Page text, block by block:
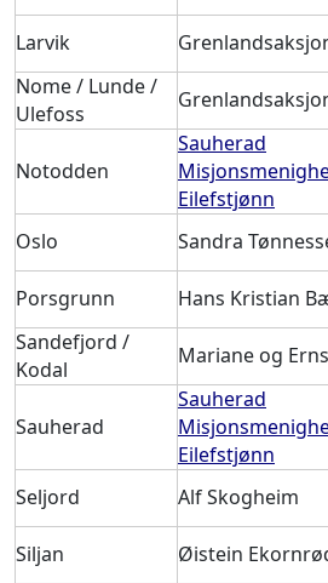
Larvik
Nome / Lunde /
Ulefoss
Notodden
Sauherad
Eilefstjønn
Oslo Sandra
Porsgrunn
Hans Kristian
Sandefjord /
Kodal
Mariane og
Sauherad
Sauherad
Eilefstjønn
Seljord Alf Skogheim
Siljan
Øistein